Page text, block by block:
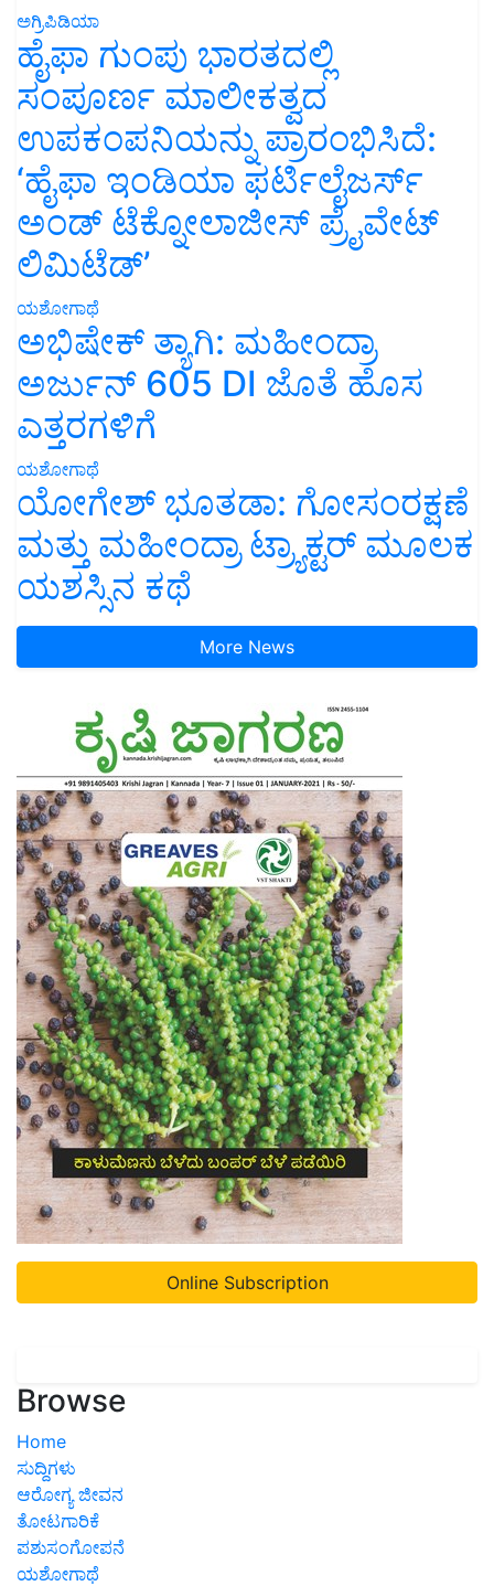
ಅಗ್ರಿಪಿಡಿಯಾ
ಹೈಫಾ ಗುಂಪು ಭಾರತದಲ್ಲಿ
ಸಂಪೂರ್ಣ ಮಾಲೀಕತ್ವದ
ಉಪಕಂಪನಿಯನ್ನು ಪ್ರಾರಂಭಿಸಿದೆ:
‘ಹೈಫಾ ಇಂಡಿಯಾ ಫರ್ಟಿಲೈಜರ್ಸ್
ಅಂಡ್ ಟೆಕ್ನೋಲಾಜೀಸ್ ಪ್ರೈವೇಟ್
ಲಿಮಿಟೆಡ್’
ಯಶೋಗಾಥೆ
ಅಭಿಷೇಕ್ ತ್ಯಾಗಿ: ಮಹೀಂದ್ರಾ
ಅರ್ಜುನ್ 605 DI ಜೊತೆ ಹೊಸ
ಎತ್ತರಗಳಿಗೆ
ಯಶೋಗಾಥೆ
ಯೋಗೇಶ್ ಭೂತಡಾ: ಗೋಸಂರಕ್ಷಣೆ
ಮತ್ತು ಮಹೀಂದ್ರಾ ಟ್ರ್ಯಾಕ್ಟರ್ ಮೂಲಕ
ಯಶಸ್ಸಿನ ಕಥೆ
More News
Online Subscription
Browse
Home
ಸುದ್ದಿಗಳು
ಆರೋಗ್ಯ ಜೀವನ
ತೋಟಗಾರಿಕೆ
ಪಶುಸಂಗೋಪನೆ
ಯಶೋಗಾಥೆ